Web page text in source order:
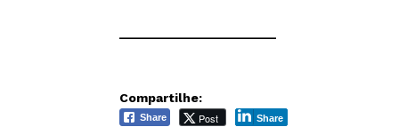
Compartilhe:
Share Post Share